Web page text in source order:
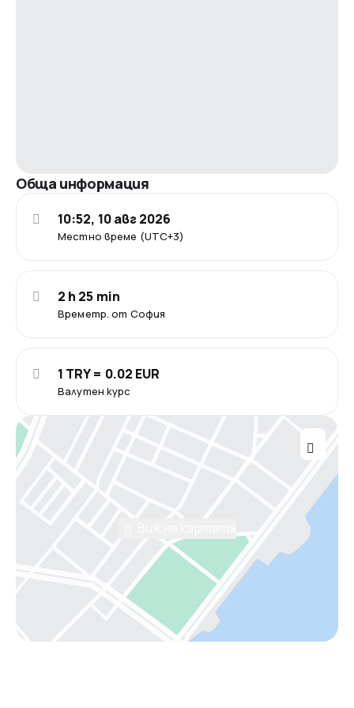
Обща информация
Местно време (UTC+3)
10:52, 10 авг 2026
Времетр. от София
2 h 25 min
Валутен курс
1 TRY = 0.02 EUR